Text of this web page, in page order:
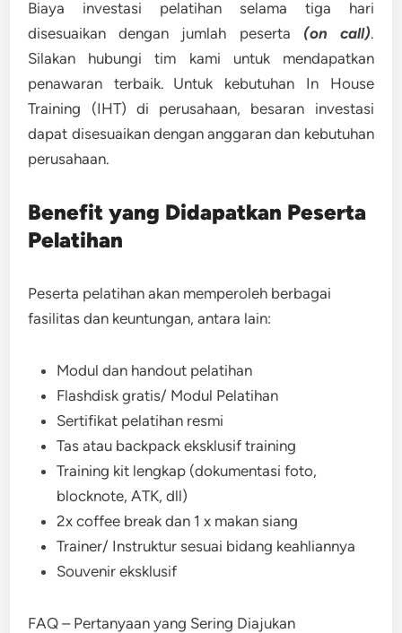
Biaya investasi pelatihan selama tiga hari
disesuaikan dengan jumlah peserta (on call).
Silakan hubungi tim kami untuk mendapatkan
penawaran terbaik. Untuk kebutuhan In House
Training (IHT) di perusahaan, besaran investasi
dapat disesuaikan dengan anggaran dan kebutuhan
perusahaan.
Benefit yang Didapatkan Peserta
Pelatihan
Peserta pelatihan akan memperoleh berbagai
fasilitas dan keuntungan, antara lain:
Modul dan handout pelatihan
Flashdisk gratis/ Modul Pelatihan
Sertifikat pelatihan resmi
Tas atau backpack eksklusif training
Training kit lengkap (dokumentasi foto,
blocknote, ATK, dll)
2x coffee break dan 1 x makan siang
Trainer/ Instruktur sesuai bidang keahliannya
Souvenir eksklusif
FAQ – Pertanyaan yang Sering Diajukan